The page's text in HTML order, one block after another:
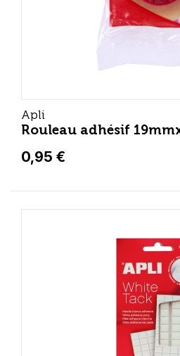
Apli
Rouleau adhésif
0,95 €